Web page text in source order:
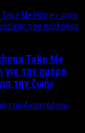
Take Me
την ημέρα
την ζωή»